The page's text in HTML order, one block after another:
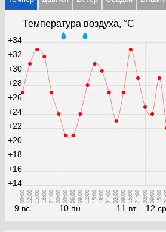
Температура воздуха, °С
9 вс
09:00 12:00 15:00 18:00 21:00
10 пн
00:00 03:00 06:00 09:00 12:00 15:00 18:00 21:00
11 вт
03:00 09:00 15:00 21:00
12 ср
03:00 09:00 15:00
+14
+16
+18
+20
+22
+24
+26
+28
+30
+32
+34